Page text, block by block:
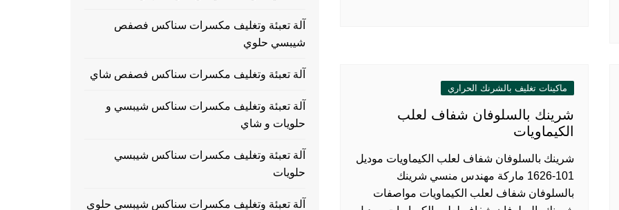
ماكينات تغليف بالشرنك الحراري
شرينك بالسلوفان شفاف لعلب
الكيماويات
شرينك بالسلوفان شفاف لعلب الكيماويات موديل
101-1626 ماركة مهندس منسي شرينك
بالسلوفان شفاف لعلب الكيماويات مواصفات
آلة تعبئة وتغليف مكسرات سناكس فصفص
شيبسي حلوي
آلة تعبئة وتغليف مكسرات سناكس فصفص شاي
آلة تعبئة وتغليف مكسرات سناكس شيبسي و
حلويات و شاي
آلة تعبئة وتغليف مكسرات سناكس شيبسي
حلويات
آلة تعبئة وتغليف مكسرات سناكس شيبسي حلوي